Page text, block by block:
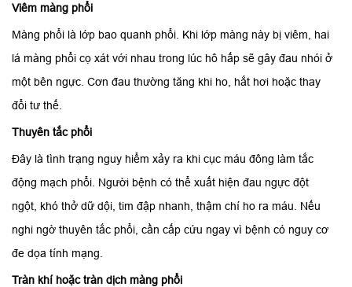
Viêm màng phổi
Màng phổi là lớp bao quanh phổi. Khi lớp màng này bị viêm, hai
lá màng phổi cọ xát với nhau trong lúc hô hấp sẽ gây đau nhói ở
một bên ngực. Cơn đau thường tăng khi ho, hắt hơi hoặc thay
đổi tư thế.
Thuyên tắc phổi
Đây là tình trạng nguy hiểm xảy ra khi cục máu đông làm tắc
động mạch phổi. Người bệnh có thể xuất hiện đau ngực đột
ngột, khó thở dữ dội, tim đập nhanh, thậm chí ho ra máu. Nếu
nghi ngờ thuyên tắc phổi, cần cấp cứu ngay vì bệnh có nguy cơ
đe dọa tính mạng.
Tràn khí hoặc tràn dịch màng phổi